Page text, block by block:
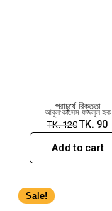
প্রাচুর্যে রিক্ততা
আবুল কাসেম ফজলুল হক
TK.120 TK. 90
Add to cart
Sale!